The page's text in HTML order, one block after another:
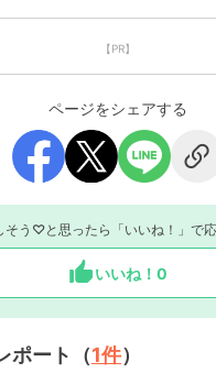
【PR】
ページをシェアする
そう♡と思ったら「いいね！」で
いいね！ 0
ポート（1件）